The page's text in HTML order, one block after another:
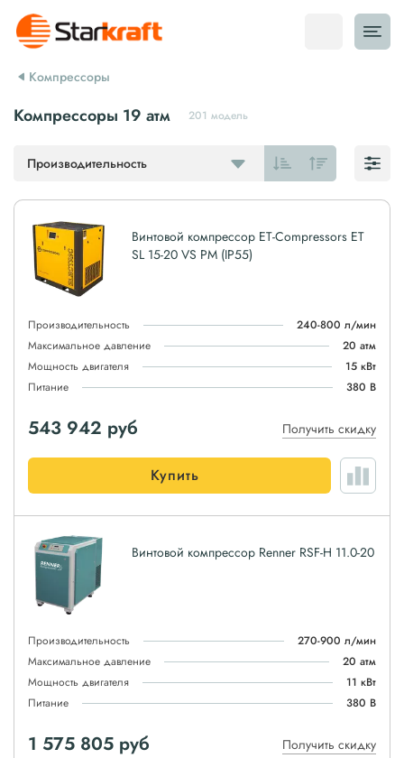
Компрессоры
Компрессоры 19 атм 201 модель
Производительность
Винтовой компрессор ET-Compressors ET
SL 15-20 VS PM (IP55)
Производительность
240-800 л/мин
Максимальное давление
20 атм
Мощность двигателя
15 кВт
Питание
380 В
543 942 руб Получить скидку
Купить
Винтовой компрессор Renner RSF-H 11.0-20
Производительность
270-900 л/мин
Максимальное давление
20 атм
Мощность двигателя
11 кВт
Питание
380 В
1 575 805 руб Получить скидку